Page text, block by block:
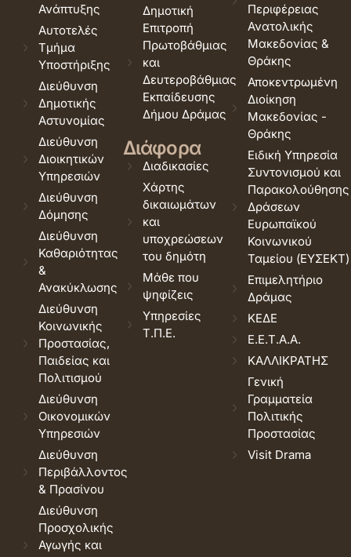
Ανάπτυξης
Αυτοτελές
Τμήμα
Υποστήριξης
Διεύθυνση
Δημοτικής
Αστυνομίας
Διεύθυνση
Διοικητικών
Υπηρεσιών
Διεύθυνση
Δόμησης
Διεύθυνση
Καθαριότητας
&
Ανακύκλωσης
Διεύθυνση
Κοινωνικής
Προστασίας,
Παιδείας και
Πολιτισμού
Διεύθυνση
Οικονομικών
Υπηρεσιών
Διεύθυνση
Περιβάλλοντος
& Πρασίνου
Διεύθυνση
Προσχολικής
Αγωγής και
Δημοτική
Επιτροπή
Πρωτοβάθμιας
και
Δευτεροβάθμιας
Εκπαίδευσης
Δήμου Δράμας
Διάφορα
Διαδικασίες
Χάρτης
δικαιωμάτων
και
υποχρεώσεων
του δημότη
Μάθε που
ψηφίζεις
Υπηρεσίες
Τ.Π.Ε.
Περιφέρειας
Ανατολικής
Μακεδονίας &
Θράκης
Αποκεντρωμένη
Διοίκηση
Μακεδονίας -
Θράκης
Ειδική Υπηρεσία
Συντονισμού και
Παρακολούθησης
Δράσεων
Ευρωπαϊκού
Κοινωνικού
Ταμείου (ΕΥΣΕΚΤ)
Επιμελητήριο
Δράμας
ΚΕΔΕ
Ε.Ε.Τ.Α.Α.
ΚΑΛΛΙΚΡΑΤΗΣ
Γενική
Γραμματεία
Πολιτικής
Προστασίας
Visit Drama